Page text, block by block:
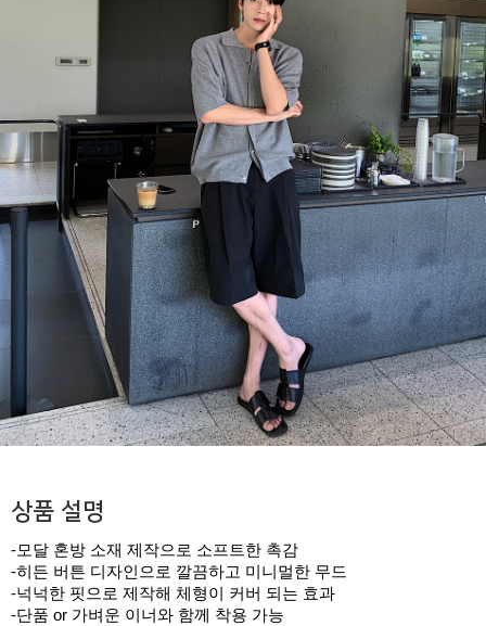
상품 설명
-모달 혼방 소재 제작으로 소프트한 촉감
-히든 버튼 디자인으로 깔끔하고 미니멀한 무드
-넉넉한 핏으로 제작해 체형이 커버 되는 효과
-단품 or 가벼운 이너와 함께 착용 가능